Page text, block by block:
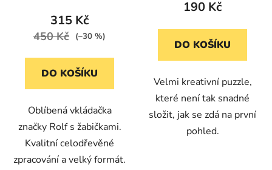
315 Kč
450 Kč (–30 %)
DO KOŠÍKU
Oblíbená vkládačka
značky Rolf s žabičkami.
Kvalitní celodřevěné
zpracování a velký formát.
190 Kč
DO KOŠÍKU
Velmi kreativní puzzle,
které není tak snadné
složit, jak se zdá na první
pohled.